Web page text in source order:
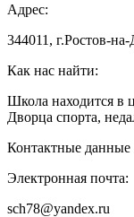
Адрес:
344011, г.Ростов-
Как нас найти:
Школа находится в
Дворца спорта,
Контактные данные
Электронная почта:
sch78@yandex.ru